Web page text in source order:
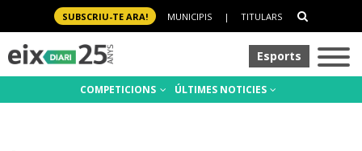
SUBSCRIU-TE ARA! MUNICIPIS | TITULARS
Esports
COMPETICIONS ÚLTIMES NOTICIES